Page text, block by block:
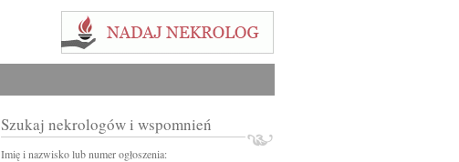
Szukaj nekrologów i wspomnień
Imię i nazwisko lub numer ogłoszenia: